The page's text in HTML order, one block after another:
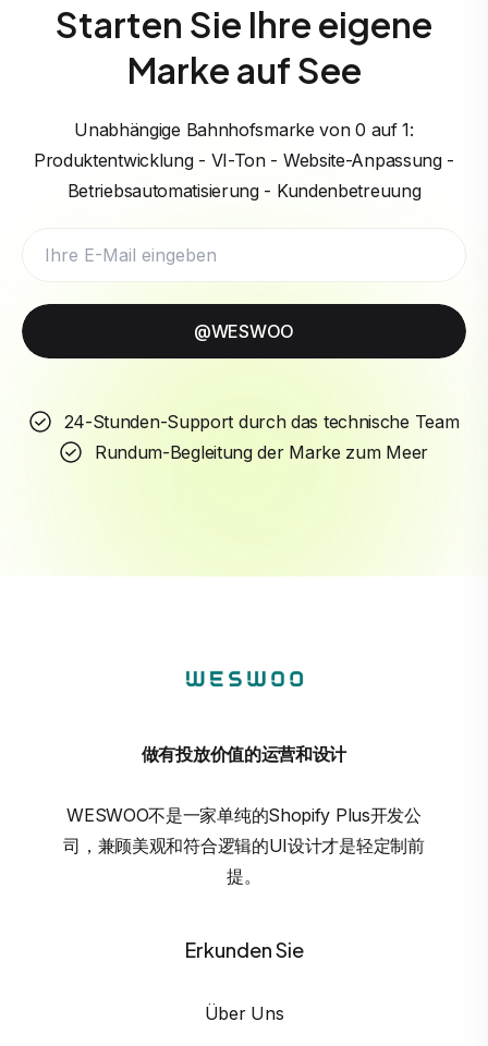
Starten Sie Ihre eigene
Marke auf See
Unabhängige Bahnhofsmarke von 0 auf 1:
Produktentwicklung - VI-Ton - Website-Anpassung -
Betriebsautomatisierung - Kundenbetreuung
@WESWOO
24-Stunden-Support durch das technische Team
Rundum-Begleitung der Marke zum Meer
做有投放价值的运营和设计
WESWOO不是一家单纯的Shopify Plus开发公
司，兼顾美观和符合逻辑的UI设计才是轻定制前
提。
Erkunden Sie
Über Uns